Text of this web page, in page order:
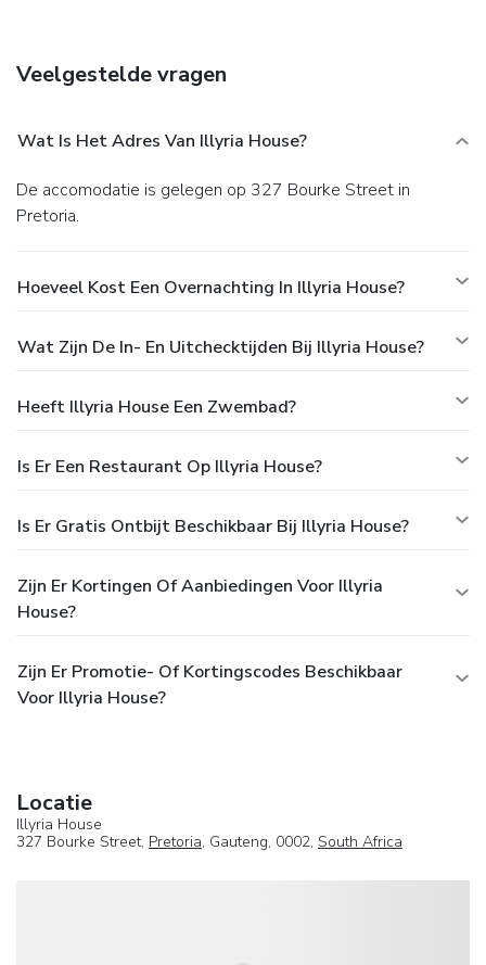
served daily from 8:00 AM to 10:00 AM. Featured
express check-out. Event facilities at this hotel consist of
conference space and a meeting room. A roundtrip airport
shuttle is provided for a surcharge (available 24 hours), and
free valet parking is available onsite.
Veelgestelde vragen
Wat Is Het Adres Van Illyria House?
De accomodatie is gelegen op 327 Bourke Street in
Pretoria.
Hoeveel Kost Een Overnachting In Illyria House?
Wat Zijn De In- En Uitchecktijden Bij Illyria House?
Heeft Illyria House Een Zwembad?
Is Er Een Restaurant Op Illyria House?
Is Er Gratis Ontbijt Beschikbaar Bij Illyria House?
Zijn Er Kortingen Of Aanbiedingen Voor Illyria
House?
Zijn Er Promotie- Of Kortingscodes Beschikbaar
Voor Illyria House?
Locatie
Illyria House
327 Bourke Street, Pretoria, Gauteng, 0002, South Africa